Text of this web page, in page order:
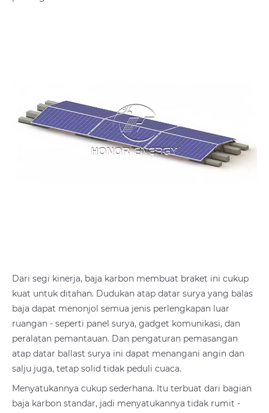
Dari segi kinerja, baja karbon membuat braket ini cukup
kuat untuk ditahan. Dudukan atap datar surya yang balas
baja dapat menonjol semua jenis perlengkapan luar
ruangan - seperti panel surya, gadget komunikasi, dan
peralatan pemantauan. Dan pengaturan pemasangan
atap datar ballast surya ini dapat menangani angin dan
salju juga, tetap solid tidak peduli cuaca.
Menyatukannya cukup sederhana. Itu terbuat dari bagian
baja karbon standar, jadi menyatukannya tidak rumit -